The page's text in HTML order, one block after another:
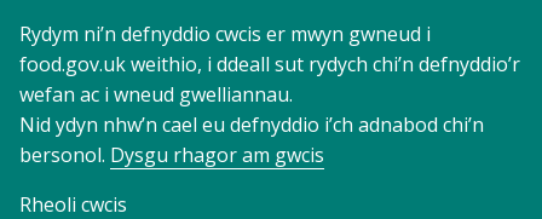
Rydym ni’n defnyddio cwcis er mwyn gwneud i
food.gov.uk weithio, i ddeall sut rydych chi’n defnyddio’r
wefan ac i wneud gwelliannau.
Nid ydyn nhw’n cael eu defnyddio i’ch adnabod chi’n
bersonol. Dysgu rhagor am gwcis
Rheoli cwcis